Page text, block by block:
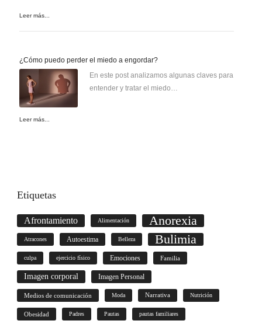
Leer más...
¿Cómo puedo perder el miedo a engordar?
En este post analizamos algunas claves para
entender y tratar el miedo…
Leer más...
Etiquetas
Afrontamiento Alimentación Anorexia
Atracones Autoestima Belleza Bulimia
culpa ejercicio físico Emociones Familia
Imagen corporal Imagen Personal
Medios de comunicación Moda Narrativa Nutrición
Obesidad Padres Pautas pautas familiares